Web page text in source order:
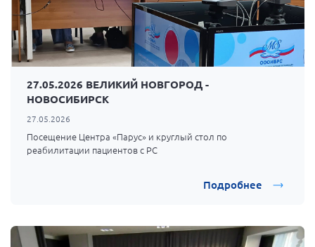
27.05.2026 ВЕЛИКИЙ НОВГОРОД -
НОВОСИБИРСК
27.05.2026
Посещение Центра «Парус» и круглый стол по
реабилитации пациентов с РС
Подробнее